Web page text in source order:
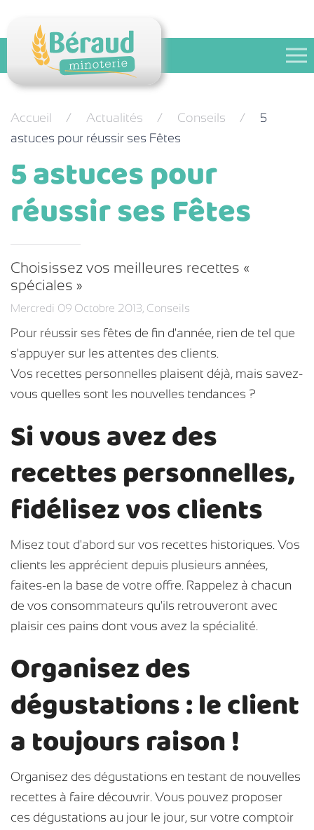
Festival des pains
Accueil Actualités Conseils
5
astuces pour réussir ses Fêtes
5 astuces pour
réussir ses Fêtes
Choisissez vos meilleures recettes «
spéciales »
Mercredi 09 Octobre 2013, Conseils
Pour réussir ses fêtes de fin d'année, rien de tel que
s'appuyer sur les attentes des clients.
Vos recettes personnelles plaisent déjà, mais savez-
vous quelles sont les nouvelles tendances ?
Si vous avez des
recettes personnelles,
fidélisez vos clients
Misez tout d'abord sur vos recettes historiques. Vos
clients les apprécient depuis plusieurs années,
faites-en la base de votre offre. Rappelez à chacun
de vos consommateurs qu'ils retrouveront avec
plaisir ces pains dont vous avez la spécialité.
Organisez des
dégustations : le client
a toujours raison !
Organisez des dégustations en testant de nouvelles
recettes à faire découvrir. Vous pouvez proposer
ces dégustations au jour le jour, sur votre comptoir